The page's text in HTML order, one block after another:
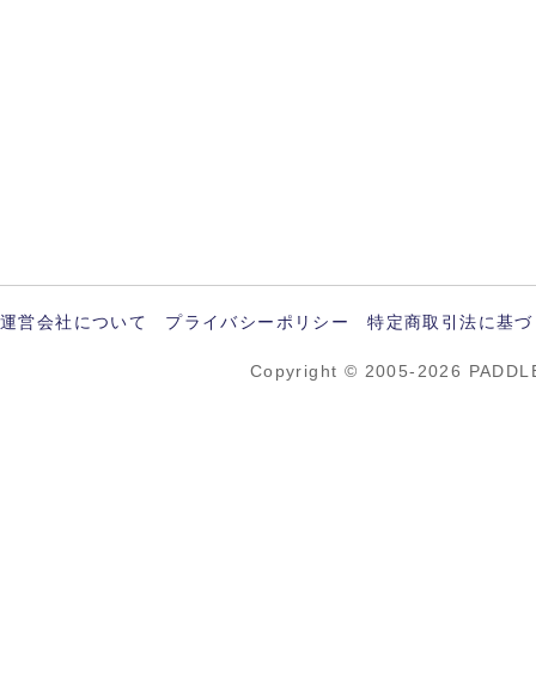
運営会社について プライバシーポリシー 特定商取引法に基
Copyright © 2005-2026